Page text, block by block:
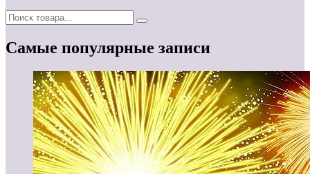
Самые популярные записи